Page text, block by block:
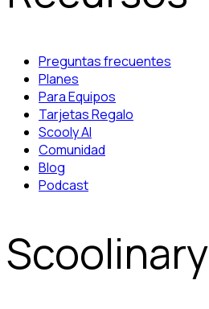
Preguntas frecuentes
Planes
Para Equipos
Tarjetas Regalo
Scooly AI
Comunidad
Blog
Podcast
Scoolinary